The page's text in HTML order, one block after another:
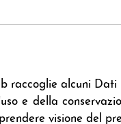
raccoglie alcuni
e della
visione del